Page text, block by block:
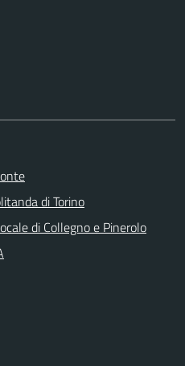
di Torino
di Collegno e Pinerolo